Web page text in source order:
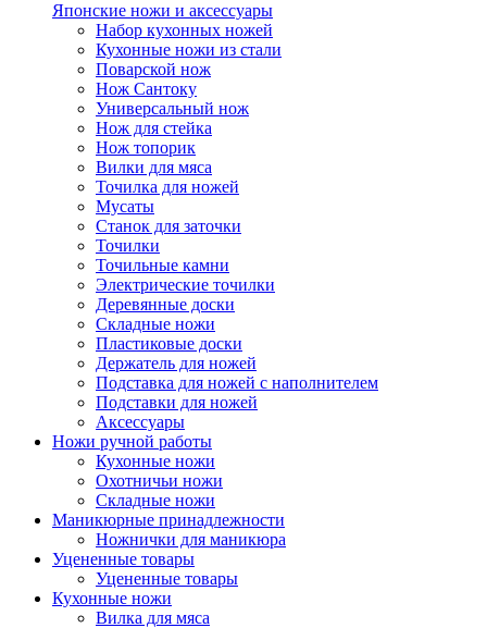
Японские ножи и аксессуары
Набор кухонных ножей
Кухонные ножи из стали
Поварской нож
Нож Сантоку
Универсальный нож
Нож для стейка
Нож топорик
Вилки для мяса
Точилка для ножей
Мусаты
Станок для заточки
Точилки
Точильные камни
Электрические точилки
Деревянные доски
Складные ножи
Пластиковые доски
Держатель для ножей
Подставка для ножей с наполнителем
Подставки для ножей
Аксессуары
Ножи ручной работы
Кухонные ножи
Охотничьи ножи
Складные ножи
Маникюрные принадлежности
Ножнички для маникюра
Уцененные товары
Уцененные товары
Кухонные ножи
Вилка для мяса